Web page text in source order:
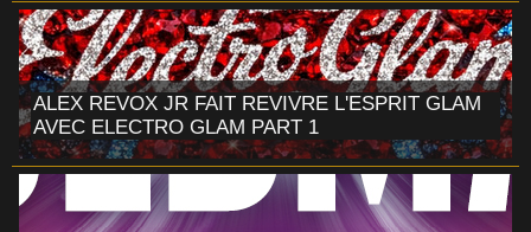
ALEX REVOX JR FAIT REVIVRE L'ESPRIT GLAM
AVEC ELECTRO GLAM PART 1